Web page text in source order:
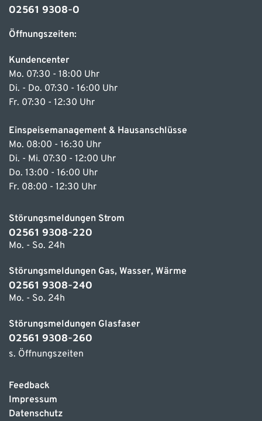
02561 9308-0
Öffnungszeiten:
Kundencenter
Mo. 07:30 - 18:00 Uhr
Di. - Do. 07:30 - 16:00 Uhr
Fr. 07:30 - 12:30 Uhr
Einspeisemanagement & Hausanschlüsse
Mo. 08:00 - 16:30 Uhr
Di. - Mi. 07:30 - 12:00 Uhr
Do. 13:00 - 16:00 Uhr
Fr. 08:00 - 12:30 Uhr
Störungsmeldungen Strom
02561 9308-220
Mo. - So. 24h
Störungsmeldungen Gas, Wasser, Wärme
02561 9308-240
Mo. - So. 24h
Störungsmeldungen Glasfaser
02561 9308-260
s. Öffnungszeiten
Feedback
Impressum
Datenschutz